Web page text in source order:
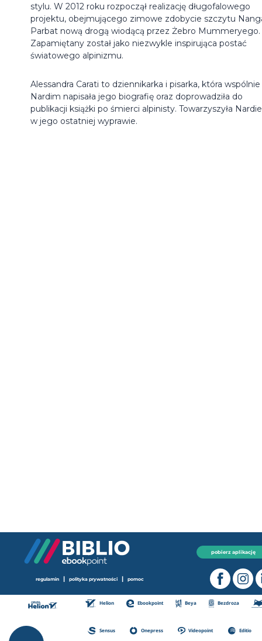
stylu. W 2012 roku rozpoczął realizację długofalowego
projektu, obejmującego zimowe zdobycie szczytu
Parbat nową drogą wiodącą przez Żebro Mummeryego.
Zapamiętany został jako niezwykle inspirująca postać
światowego alpinizmu.
Alessandra Carati to dziennikarka i pisarka, która
Nardim napisała jego biografię oraz doprowadziła do
publikacji książki po śmierci alpinisty. Towarzyszyła
w jego ostatniej wyprawie.
pobierz aplikację
regulamin | polityka prywatności | pomoc
Helion Ebookpoint Beya Bezdroza
Sensus Onepress Videopoint Editio